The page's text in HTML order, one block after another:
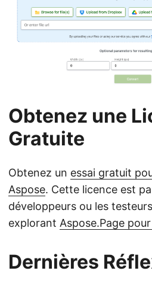
Obtenez une
Gratuite
Obtenez un essai gratuit
Aspose. Cette licence est
développeurs ou les
explorant Aspose.Page
Dernières